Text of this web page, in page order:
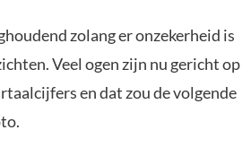
zolang er onzekerheid is
Veel ogen zijn nu gericht op
en dat zou de volgende